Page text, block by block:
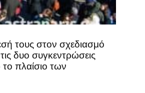
τους στον σχεδιασμό
δυο συγκεντρώσεις
πλαίσιο των